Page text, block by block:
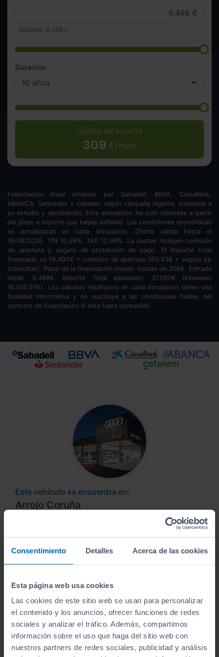
Consentimiento Detalles Acerca de las cookies
Esta página web usa cookies
Las cookies de este sitio web se usan para personalizar
el contenido y los anuncios, ofrecer funciones de redes
sociales y analizar el tráfico. Además, compartimos
información sobre el uso que haga del sitio web con
nuestros partners de redes sociales, publicidad y análisis
Máxima: 6.498 €
Duración
Quiero esta cuota
309 €/mes
Financiación lineal ofrecida por Sabadell, BBVA, CaixaBank,
ABANCA, Santander o Cetelem según campaña vigente, sometida a
su estudio y aprobación. Esta simulación ha sido obtenida a partir
del plazo e importe que hayas definido. Las condiciones económicas
se actualizarán en cada simulación. Oferta válida hasta el
18/08/2026. TIN 10,99%. TAE 12,66%. La cuotas incluyen comisión
de apertura y seguro de protección de pago. El importe total
financiado es 19.492€ + comisión de apertura 769,93€ + seguro pp
(consultar). Plazo de la financiación meses. cuotas de 309€. Entrada
inicial: 6.498€. Importe Total adeudado: 37.080€ (intereses
16.818,07€). Los cálculos facilitados en cada simulación tienen una
finalidad informativa y no sustituye a las condiciones finales del
contrato de financiación si este fuera concedido.
Este vehículo se encuentra en:
Arrojo Coruña
Ver vehículos del concesionario
¿Estás lejos o no puedes desplazarte?
Pruébalo en cualquiera de nuestras
instalaciones (
Ver instalaciones
Te lo entregamos en tu casa, en cualquier
punto de la península. Consulta a nuestros